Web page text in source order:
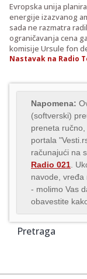
Evropska unija
energije izazvanog
sada ne razmatra
ograničavanja cena
komisije Ursule fon
Nastavak na Radio
Napomena:
(softverski)
preneta
portala
računajući na
Radio 021 .
navode, vređa
- molimo Vas
obavestite
Pretraga